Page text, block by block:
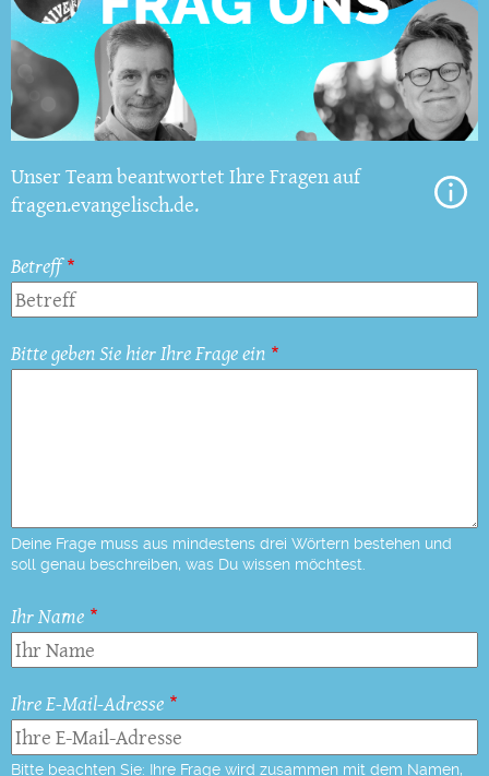
Unser Team beantwortet Ihre Fragen auf
fragen.evangelisch.de.
Betreff
Bitte geben Sie hier Ihre Frage ein
Deine Frage muss aus mindestens drei Wörtern bestehen und
soll genau beschreiben, was Du wissen möchtest.
Ihr Name
Ihre E-Mail-Adresse
Bitte beachten Sie: Ihre Frage wird zusammen mit dem Namen,